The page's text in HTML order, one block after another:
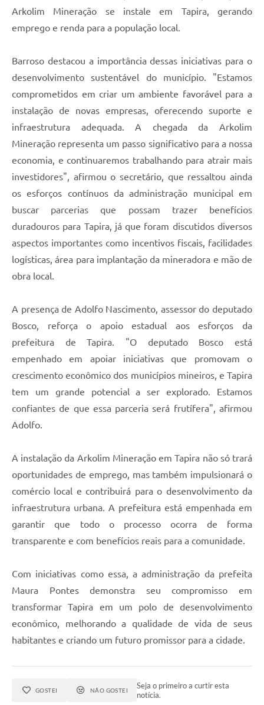
Arkolim Mineração se instale em Tapira, gerando
emprego e renda para a população local.
Barroso destacou a importância dessas iniciativas para o
desenvolvimento sustentável do município. "Estamos
comprometidos em criar um ambiente favorável para a
instalação de novas empresas, oferecendo suporte e
infraestrutura adequada. A chegada da Arkolim
Mineração representa um passo significativo para a nossa
economia, e continuaremos trabalhando para atrair mais
investidores", afirmou o secretário, que ressaltou ainda
os esforços contínuos da administração municipal em
buscar parcerias que possam trazer benefícios
duradouros para Tapira, já que foram discutidos diversos
aspectos importantes como incentivos fiscais, facilidades
logísticas, área para implantação da mineradora e mão de
obra local.
A presença de Adolfo Nascimento, assessor do deputado
Bosco, reforça o apoio estadual aos esforços da
prefeitura de Tapira. "O deputado Bosco está
empenhado em apoiar iniciativas que promovam o
crescimento econômico dos municípios mineiros, e Tapira
tem um grande potencial a ser explorado. Estamos
confiantes de que essa parceria será frutífera", afirmou
Adolfo.
A instalação da Arkolim Mineração em Tapira não só trará
oportunidades de emprego, mas também impulsionará o
comércio local e contribuirá para o desenvolvimento da
infraestrutura urbana. A prefeitura está empenhada em
garantir que todo o processo ocorra de forma
transparente e com benefícios reais para a comunidade.
Com iniciativas como essa, a administração da prefeita
Maura Pontes demonstra seu compromisso em
transformar Tapira em um polo de desenvolvimento
econômico, melhorando a qualidade de vida de seus
habitantes e criando um futuro promissor para a cidade.
GOSTEI NÃO GOSTEI
Seja o primeiro a curtir esta
notícia.